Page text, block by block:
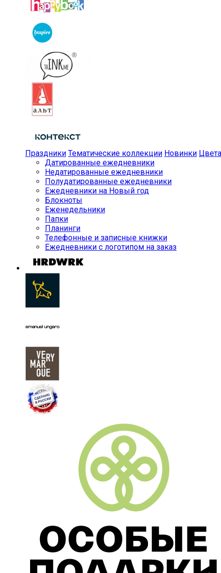
Праздники Тематические коллекции Новинки Цвета
Датированные ежедневники
Недатированные ежедневники
Полудатированные ежедневники
Ежедневники на Новый год
Блокноты
Еженедельники
Папки
Планинги
Телефонные и записные книжки
Ежедневники с логотипом на заказ